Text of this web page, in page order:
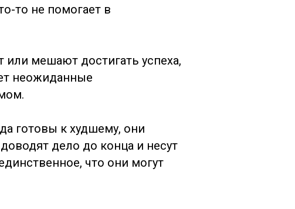
то не помогает в
или мешают достигать успеха,
неожиданные
готовы к худшему, они
дело до конца и несут
что они могут